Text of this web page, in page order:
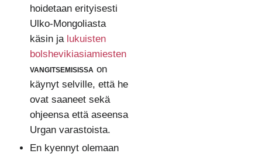
hoidetaan erityisesti
Ulko-Mongoliasta
käsin ja lukuisten
bolshevikiasiamiesten
vangitsemisissaon
käynyt selville, että he
ovat saaneet sekä
ohjeensa että aseensa
Urgan varastoista.
En kyennyt olemaan